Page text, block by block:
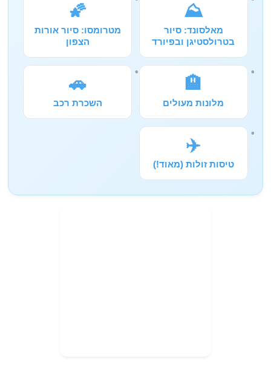
⛰️
מאלסונד: סיור
בטרולסטיגן ובפיורד
🌠
מטרומסו: סיור אורות
הצפון
🏨
מלונות מעולים
🚗
השכרת רכב
✈️
טיסות זולות (מאוד!)